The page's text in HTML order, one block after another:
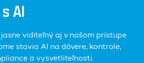
AI
viditeľný aj v našom prístupe
stavia AI na dôvere, kontrole,
a vysvetliteľnosti.